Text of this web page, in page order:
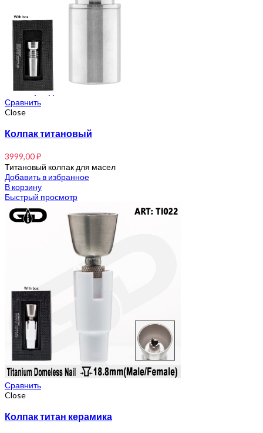
Рамакришна
Ришикеш
Подставка для благовоний
CrazyBong
О нас
Доставка и оплата
Контакты
Блог
Бренды
Сравнить
Close
Колпак титановый
3999,00₽
Титановый колпак для масел
Добавить в избранное
В корзину
Быстрый просмотр
Сравнить
Close
Колпак титан керамика